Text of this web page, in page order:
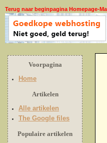
Terug naar beginpagina Homepage-
Voorpagina
Home
Artikelen
Alle artikelen
The Google files
Populaire artikelen